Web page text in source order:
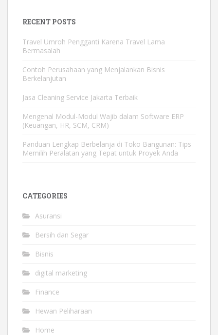
RECENT POSTS
Travel Umroh Pengganti Karena Travel Lama
Bermasalah
Contoh Perusahaan yang Menjalankan Bisnis
Berkelanjutan
Jasa Cleaning Service Jakarta Terbaik
Mengenal Modul-Modul Wajib dalam Software ERP
(Keuangan, HR, SCM, CRM)
Panduan Lengkap Berbelanja di Toko Bangunan: Tips
Memilih Peralatan yang Tepat untuk Proyek Anda
CATEGORIES
Asuransi
Bersih dan Segar
Bisnis
digital marketing
Finance
Hewan Peliharaan
Home